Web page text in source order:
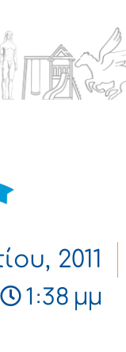
2011
1:38 μμ